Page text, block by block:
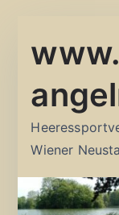
Inhalt
Wiener